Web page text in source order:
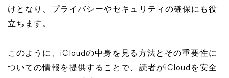
けとなり、プライバシーやセキュリティの確保にも役
立ちます。
このように、iCloudの中身を見る方法とその重要性に
ついての情報を提供することで、読者がiCloudを安全